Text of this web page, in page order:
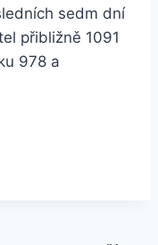
sedm dní
přibližně 1091
978 a